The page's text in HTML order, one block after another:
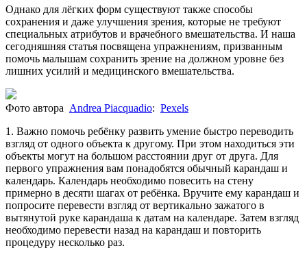
Однако для лёгких форм существуют также способы
сохранения и даже улучшения зрения, которые не требуют
специальных атрибутов и врачебного вмешательства. И наша
сегодняшняя статья посвящена упражнениям, призванным
помочь малышам сохранить зрение на должном уровне без
лишних усилий и медицинского вмешательства.
Фото автора Andrea Piacquadio: Pexels
1. Важно помочь ребёнку развить умение быстро переводить
взгляд от одного объекта к другому. При этом находиться эти
объекты могут на большом расстоянии друг от друга. Для
первого упражнения вам понадобятся обычный карандаш и
календарь. Календарь необходимо повесить на стену
примерно в десяти шагах от ребёнка. Вручите ему карандаш и
попросите перевести взгляд от вертикально зажатого в
вытянутой руке карандаша к датам на календаре. Затем взгляд
необходимо перевести назад на карандаш и повторить
процедуру несколько раз.